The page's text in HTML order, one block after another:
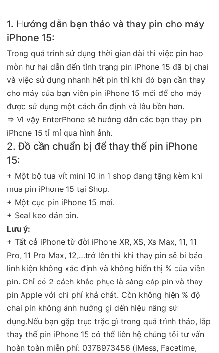
1. Hướng dẫn bạn tháo và thay pin cho máy
iPhone 15:
Trong quá trình sử dụng thời gian dài thì việc pin hao
mòn hư hại dẫn đến tình trạng pin iPhone 15 đã bị chai
và việc sử dụng nhanh hết pin thì khi đó bạn cần thay
cho máy của bạn viên pin iPhone 15 mới để cho máy
được sử dụng một cách ổn định và lâu bền hơn.
=> Vì vậy EnterPhone sẽ hướng dẫn các bạn thay pin
iPhone 15 tỉ mỉ qua hình ảnh.
2. Đồ cần chuẩn bị để thay thế pin iPhone
15:
+ Một bộ tua vít mini 10 in 1 shop đang tặng kèm khi
mua pin iPhone 15 tại Shop.
+ Một cục pin iPhone 15 mới.
+ Seal keo dán pin.
Lưu ý:
+ Tất cả iPhone từ đời iPhone XR, XS, Xs Max, 11, 11
Pro, 11 Pro Max, 12,…trở lên thì khi thay pin sẽ bị báo
linh kiện không xác định và không hiển thị % của viên
pin. Chỉ có 2 cách khắc phục là sàng cáp pin và thay
pin Apple với chi phí khá chát. Còn không hiện % độ
chai pin không ảnh hưởng gì đến hiệu năng sử
dụng.Nếu bạn gặp trục trặc gì trong quá trình tháo, lắp
thay thế pin iPhone 15 có thể liên hệ chúng tôi tư vấn
hoàn toàn miễn phí: 0378973456 (iMess, Facetime,